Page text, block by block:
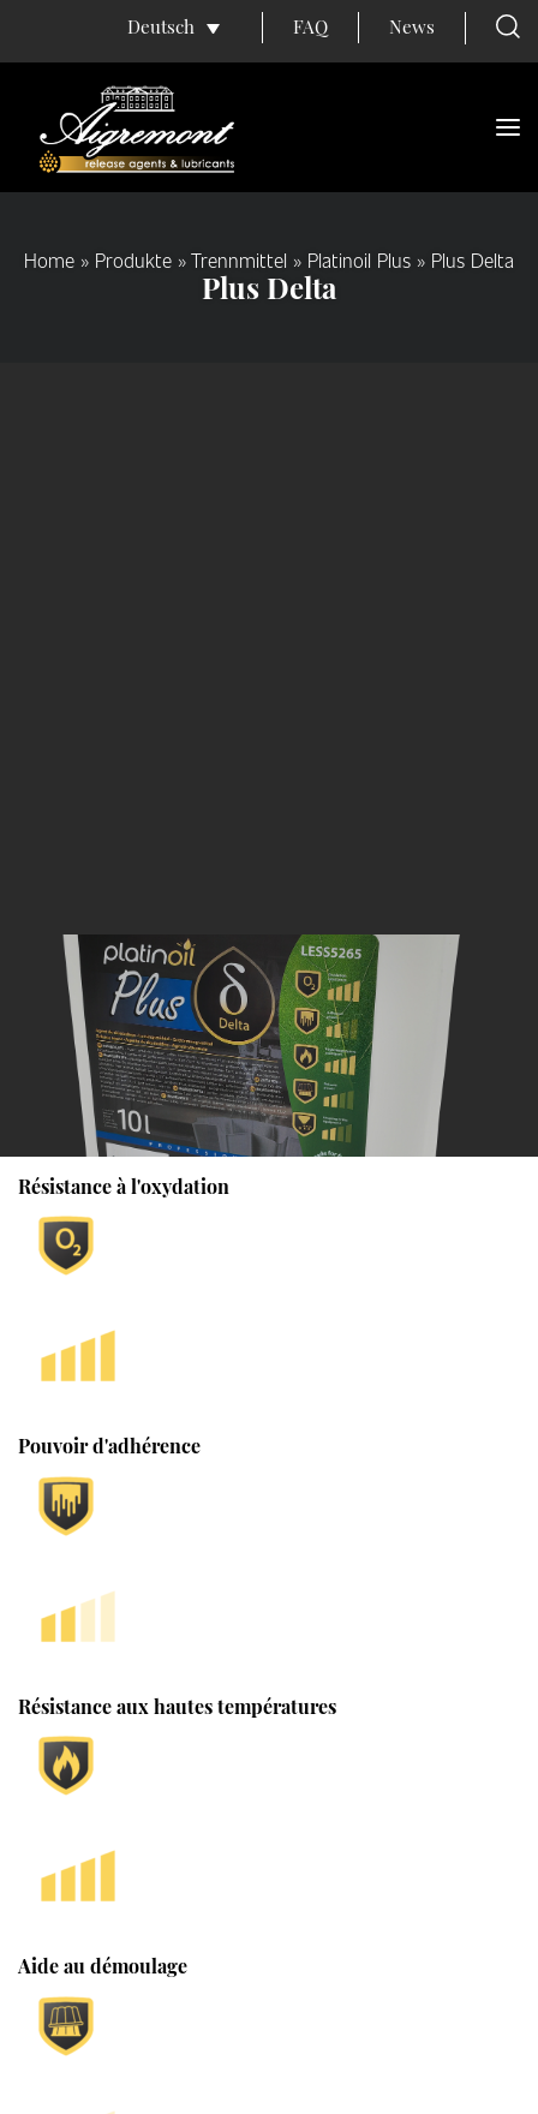
FAQ News
Deutsch
Home » Produkte »Trennmittel » Platinoil Plus » Plus Delta
Plus Delta
Résistance à l'oxydation
Pouvoir d'adhérence
Résistance aux hautes températures
Aide au démoulage